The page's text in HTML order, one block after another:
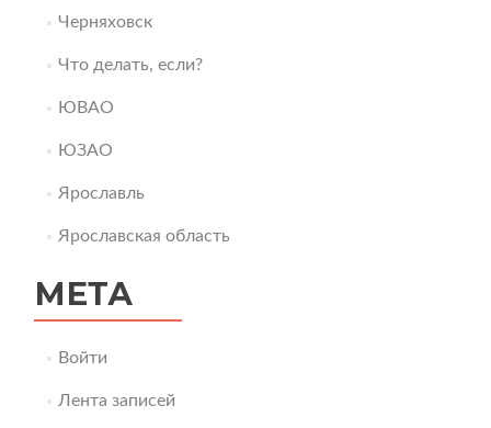
Черняховск
Что делать, если?
ЮВАО
ЮЗАО
Ярославль
Ярославская область
МЕТА
Войти
Лента записей